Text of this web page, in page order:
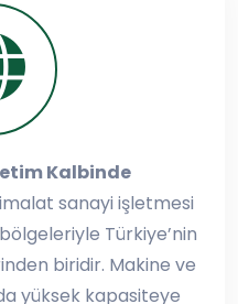
Kalbinde
sanayi işletmesi
Türkiye’nin
biridir. Makine ve
yüksek kapasiteye